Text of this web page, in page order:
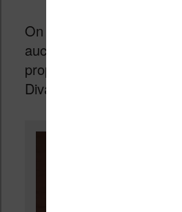
On peut ajuster
aucun filtre de la lumière
proposée (contrairement
Diva HD qui possède